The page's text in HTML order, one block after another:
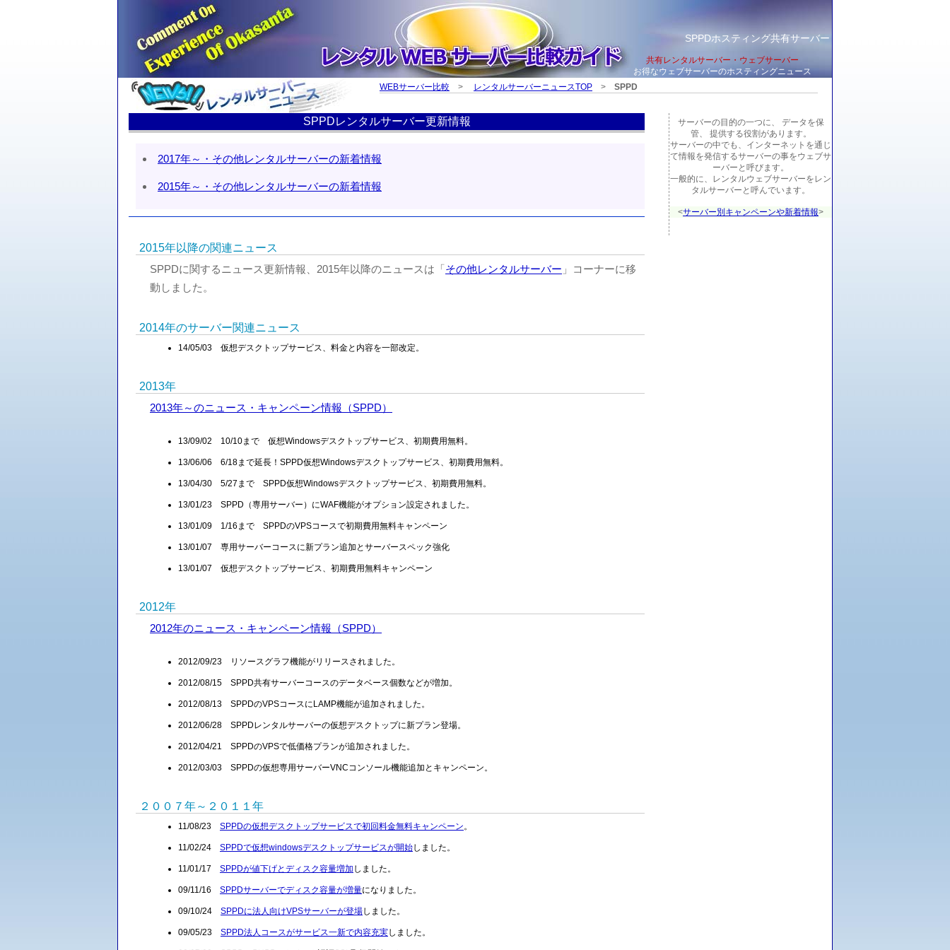
SPPDホスティング共有サーバー
共有レンタルサーバー・ウェブサーバー
お得なウェブサーバーのホスティングニュース
WEBサーバー比較 > レンタルサーバーニュースTOP > SPPD
SPPDレンタルサーバー更新情報
2017年～・その他レンタルサーバーの新着情報
2015年～・その他レンタルサーバーの新着情報
2015年以降の関連ニュース
SPPDに関するニュース更新情報、2015年以降のニュースは「その他レンタルサーバー 」コーナーに移
動しました。
2014年のサーバー関連ニュース
14/05/03 仮想デスクトップサービス、料金と内容を一部改定。
2013年
2013年～のニュース・キャンペーン情報（SPPD）
13/09/02 10/10まで 仮想Windowsデスクトップサービス、初期費用無料。
13/06/06 6/18まで延長！SPPD仮想Windowsデスクトップサービス、初期費用無料。
13/04/30 5/27まで SPPD仮想Windowsデスクトップサービス、初期費用無料。
13/01/23 SPPD（専用サーバー）にWAF機能がオプション設定されました。
13/01/09 1/16まで SPPDのVPSコースで初期費用無料キャンペーン
13/01/07 専用サーバーコースに新プラン追加とサーバースペック強化
13/01/07 仮想デスクトップサービス、初期費用無料キャンペーン
2012年
2012年のニュース・キャンペーン情報（SPPD）
2012/09/23 リソースグラフ機能がリリースされました。
2012/08/15 SPPD共有サーバーコースのデータベース個数などが増加。
2012/08/13 SPPDのVPSコースにLAMP機能が追加されました。
2012/06/28 SPPDレンタルサーバーの仮想デスクトップに新プラン登場。
2012/04/21 SPPDのVPSで低価格プランが追加されました。
2012/03/03 SPPDの仮想専用サーバーVNCコンソール機能追加とキャンペーン。
２００７年～２０１１年
11/08/23 SPPDの仮想デスクトップサービスで初回料金無料キャンペーン。
11/02/24 SPPDで仮想windowsデスクトップサービスが開始しました。
11/01/17 SPPDが値下げとディスク容量増加 しました。
09/11/16 SPPDサーバーでディスク容量が増量になりました。
09/10/24 SPPDに法人向けVPSサーバーが登場しました。
09/05/23 SPPD法人コースがサービス一新で内容充実しました。
サーバーの目的の一つに、 データを保
管、 提供する役割があります。
サーバーの中でも、インターネットを通じ
て情報を発信するサーバーの事をウェブサ
ーバーと呼びます。
一般的に、レンタルウェブサーバーをレン
タルサーバーと呼んでいます。
<サーバー別キャンペーンや新着情報>